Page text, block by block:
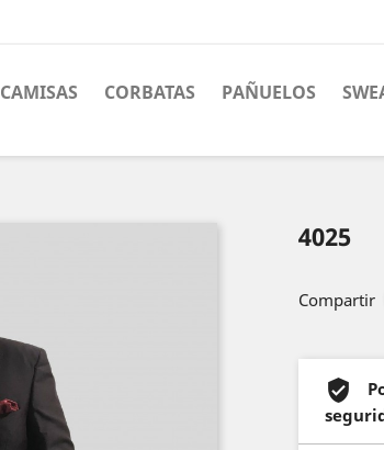
CAMISAS CORBATAS PAÑUELOS
4025
Compartir